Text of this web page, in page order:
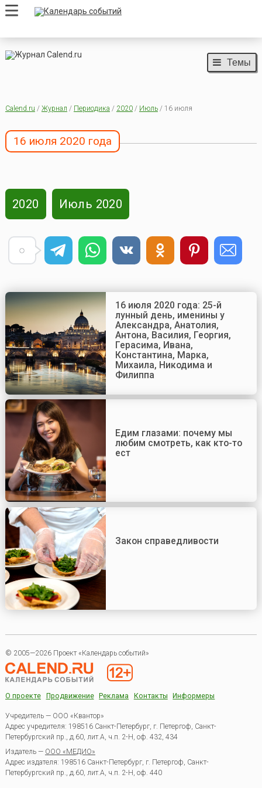
Темы
Calend.ru / Журнал / Периодика / 2020/ Июль/ 16 июля
16 июля 2020 года
2020 Июль 2020
16 июля 2020 года: 25-й
лунный день, именины у
Александра, Анатолия,
Антона, Василия, Георгия,
Герасима, Ивана,
Константина, Марка,
Михаила, Никодима и
Филиппа
Едим глазами: почему мы
любим смотреть, как кто-то
ест
Закон справедливости
© 2005—2026 Проект «Календарь событий»
О проекте Продвижение Реклама Контакты Информеры
Учредитель — ООО «Квантор»
Адрес учредителя: 198516 Санкт-Петербург, г. Петергоф, Санкт-
Петербургский пр., д.60, лит.А, ч.п. 2-Н, оф. 432, 434
Издатель — ООО «МЕДИО»
Адрес издателя: 198516 Санкт-Петербург, г. Петергоф, Санкт-
Петербургский пр., д.60, лит.А, ч.п. 2-Н, оф. 440